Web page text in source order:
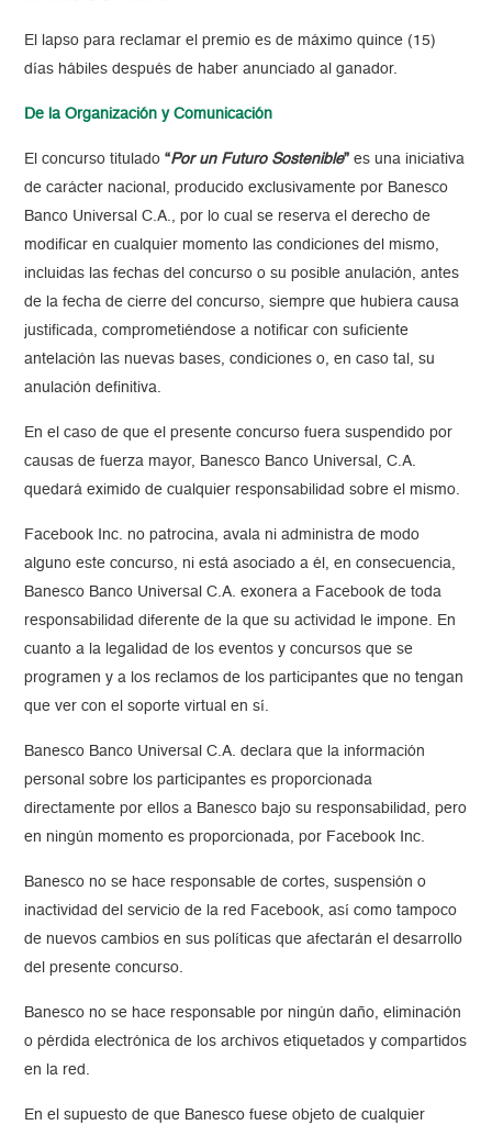
El lapso para reclamar el premio es de máximo quince (15)
días hábiles después de haber anunciado al ganador.
De la Organización y Comunicación
El concurso titulado“Por un Futuro Sostenible” es una iniciativa
de carácter nacional, producido exclusivamente por Banesco
Banco Universal C.A., por lo cual se reserva el derecho de
modificar en cualquier momento las condiciones del mismo,
incluidas las fechas del concurso o su posible anulación, antes
de la fecha de cierre del concurso, siempre que hubiera causa
justificada, comprometiéndose a notificar con suficiente
antelación las nuevas bases, condiciones o, en caso tal, su
anulación definitiva.
En el caso de que el presente concurso fuera suspendido por
causas de fuerza mayor, Banesco Banco Universal, C.A.
quedará eximido de cualquier responsabilidad sobre el mismo.
Facebook Inc. no patrocina, avala ni administra de modo
alguno este concurso, ni está asociado a él, en consecuencia,
Banesco Banco Universal C.A. exonera a Facebook de toda
responsabilidad diferente de la que su actividad le impone. En
cuanto a la legalidad de los eventos y concursos que se
programen y a los reclamos de los participantes que no tengan
que ver con el soporte virtual en sí.
Banesco Banco Universal C.A. declara que la información
personal sobre los participantes es proporcionada
directamente por ellos a Banesco bajo su responsabilidad, pero
en ningún momento es proporcionada, por Facebook Inc.
Banesco no se hace responsable de cortes, suspensión o
inactividad del servicio de la red Facebook, así como tampoco
de nuevos cambios en sus políticas que afectarán el desarrollo
del presente concurso.
Banesco no se hace responsable por ningún daño, eliminación
o pérdida electrónica de los archivos etiquetados y compartidos
en la red.
En el supuesto de que Banesco fuese objeto de cualquier